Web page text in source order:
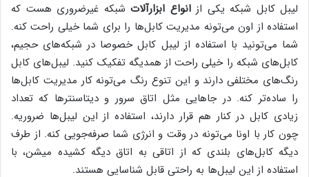
لیبل کابل شبکه یکی ازانواع ابزارآلات شبکه غیرضروری هست که
استفاده از اون می‌تونه مدیریت کابل‌ها را برای شما خیلی راحت کنه.
شما می‌تونید با استفاده از لیبل کابل خصوصا در شبکه‌های حجیم،
کابل‌های شبکه را خیلی راحت از همدیگه تفکیک کنید. لیبل‌های کابل
رنگ‌های مختلفی دارند و این تنوع رنگ می‌تونه کار مدیریت کابل‌ها
را ساده‌تر کنه. در جاهایی مثل اتاق سرور و دیتاسنترها که تعداد
زیادی کابل در کنار هم قرار دارند، استفاده از این لیبل‌ها ضروریه.
چون کار با اونا می‌تونه در وقت و انرژی شما صرفه‌جویی کنه. از طرف
دیگه کابل‌های بلندی که از اتاقی به اتاق دیگه کشیده میشن، با
استفاده از این لیبل‌ها به راحتی قابل شناسایی هستند.